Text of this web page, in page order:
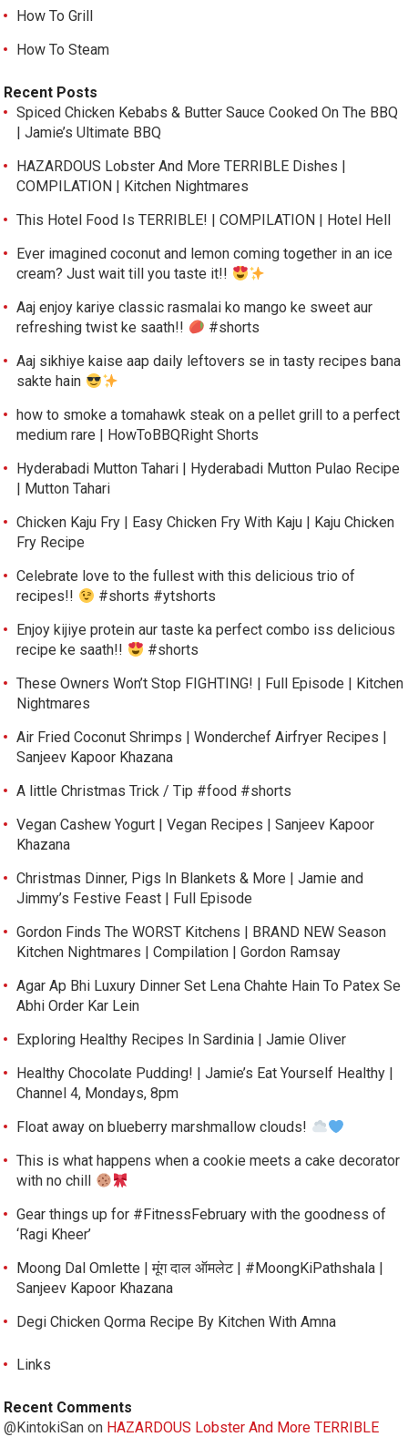
How To Grill
How To Steam
Recent Posts
Spiced Chicken Kebabs & Butter Sauce Cooked On The BBQ
| Jamie’s Ultimate BBQ
HAZARDOUS Lobster And More TERRIBLE Dishes |
COMPILATION | Kitchen Nightmares
This Hotel Food Is TERRIBLE! | COMPILATION | Hotel Hell
Ever imagined coconut and lemon coming together in an ice
cream? Just wait till you taste it!!
Aaj enjoy kariye classic rasmalai ko mango ke sweet aur
refreshing twist ke saath!!
#shorts
Aaj sikhiye kaise aap daily leftovers se in tasty recipes bana
sakte hain
how to smoke a tomahawk steak on a pellet grill to a perfect
medium rare | HowToBBQRight Shorts
Hyderabadi Mutton Tahari | Hyderabadi Mutton Pulao Recipe
| Mutton Tahari
Chicken Kaju Fry | Easy Chicken Fry With Kaju | Kaju Chicken
Fry Recipe
Celebrate love to the fullest with this delicious trio of
recipes!!
#shorts #ytshorts
Enjoy kijiye protein aur taste ka perfect combo iss delicious
recipe ke saath!!
#shorts
These Owners Won’t Stop FIGHTING! | Full Episode | Kitchen
Nightmares
Air Fried Coconut Shrimps | Wonderchef Airfryer Recipes |
Sanjeev Kapoor Khazana
A little Christmas Trick / Tip #food #shorts
Vegan Cashew Yogurt | Vegan Recipes | Sanjeev Kapoor
Khazana
Christmas Dinner, Pigs In Blankets & More | Jamie and
Jimmy’s Festive Feast | Full Episode
Gordon Finds The WORST Kitchens | BRAND NEW Season
Kitchen Nightmares | Compilation | Gordon Ramsay
Agar Ap Bhi Luxury Dinner Set Lena Chahte Hain To Patex Se
Abhi Order Kar Lein
Exploring Healthy Recipes In Sardinia | Jamie Oliver
Healthy Chocolate Pudding! | Jamie’s Eat Yourself Healthy |
Channel 4, Mondays, 8pm
Float away on blueberry marshmallow clouds!
This is what happens when a cookie meets a cake decorator
with no chill
Gear things up for #FitnessFebruary with the goodness of
‘Ragi Kheer’
Moong Dal Omlette | मूंग दाल ऑमलेट | #MoongKiPathshala |
Sanjeev Kapoor Khazana
Degi Chicken Qorma Recipe By Kitchen With Amna
Links
Recent Comments
@KintokiSan on HAZARDOUS Lobster And More TERRIBLE